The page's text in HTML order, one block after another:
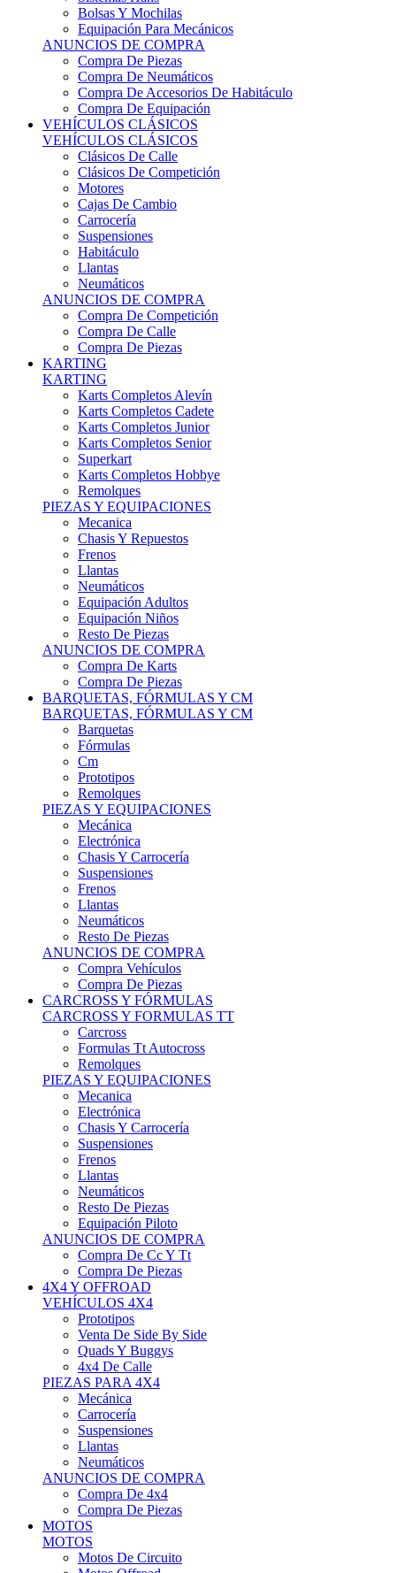
Bolsas Y Mochilas
Equipación Para Mecánicos
ANUNCIOS DE COMPRA
Compra De Piezas
Compra De Neumáticos
Compra De Accesorios De Habitáculo
Compra De Equipación
VEHÍCULOS CLÁSICOS
VEHÍCULOS CLÁSICOS
Clásicos De Calle
Clásicos De Competición
Motores
Cajas De Cambio
Carrocería
Suspensiones
Habitáculo
Llantas
Neumáticos
ANUNCIOS DE COMPRA
Compra De Competición
Compra De Calle
Compra De Piezas
KARTING
KARTING
Karts Completos Alevín
Karts Completos Cadete
Karts Completos Junior
Karts Completos Senior
Superkart
Karts Completos Hobbye
Remolques
PIEZAS Y EQUIPACIONES
Mecanica
Chasis Y Repuestos
Frenos
Llantas
Neumáticos
Equipación Adultos
Equipación Niños
Resto De Piezas
ANUNCIOS DE COMPRA
Compra De Karts
Compra De Piezas
BARQUETAS, FÓRMULAS Y CM
BARQUETAS, FÓRMULAS Y CM
Barquetas
Fórmulas
Cm
Prototipos
Remolques
PIEZAS Y EQUIPACIONES
Mecánica
Electrónica
Chasis Y Carrocería
Suspensiones
Frenos
Llantas
Neumáticos
Resto De Piezas
ANUNCIOS DE COMPRA
Compra Vehículos
Compra De Piezas
CARCROSS Y FÓRMULAS
CARCROSS Y FORMULAS TT
Carcross
Formulas Tt Autocross
Remolques
PIEZAS Y EQUIPACIONES
Mecanica
Electrónica
Chasis Y Carrocería
Suspensiones
Frenos
Llantas
Neumáticos
Resto De Piezas
Equipación Piloto
ANUNCIOS DE COMPRA
Compra De Cc Y Tt
Compra De Piezas
4X4 Y OFFROAD
VEHÍCULOS 4X4
Prototipos
Venta De Side By Side
Quads Y Buggys
4x4 De Calle
PIEZAS PARA 4X4
Mecánica
Carrocería
Suspensiones
Llantas
Neumáticos
ANUNCIOS DE COMPRA
Compra De 4x4
Compra De Piezas
MOTOS
MOTOS
Motos De Circuito